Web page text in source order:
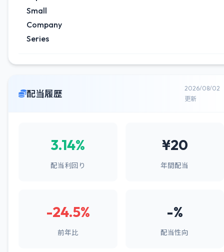
Small
Company
Series
配当履歴
2026/08/02
更新
3.14%
配当利回り
¥20
年間配当
-24.5%
前年比
-%
配当性向